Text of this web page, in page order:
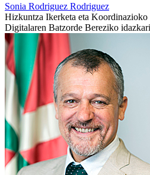
Sonia Rodriguez Rodriguez
Hizkuntza Ikerketa eta Koordinazioko
Digitalaren Batzorde Bereziko